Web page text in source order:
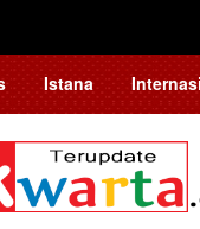
Istana